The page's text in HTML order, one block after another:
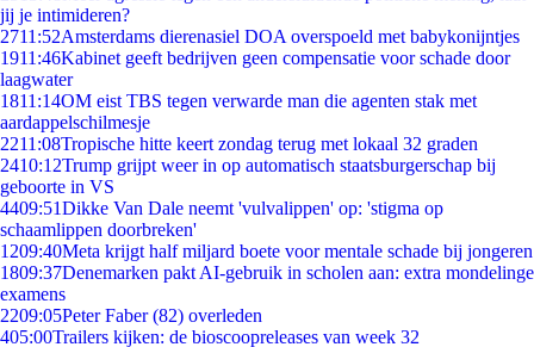
jij je intimideren?
2711:52Amsterdams dierenasiel DOA overspoeld met babykonijntjes
1911:46Kabinet geeft bedrijven geen compensatie voor schade door
laagwater
1811:14OM eist TBS tegen verwarde man die agenten stak met
aardappelschilmesje
2211:08Tropische hitte keert zondag terug met lokaal 32 graden
2410:12Trump grijpt weer in op automatisch staatsburgerschap bij
geboorte in VS
4409:51Dikke Van Dale neemt 'vulvalippen' op: 'stigma op
schaamlippen doorbreken'
1209:40Meta krijgt half miljard boete voor mentale schade bij jongeren
1809:37Denemarken pakt AI-gebruik in scholen aan: extra mondelinge
examens
2209:05Peter Faber (82) overleden
405:00Trailers kijken: de bioscoopreleases van week 32